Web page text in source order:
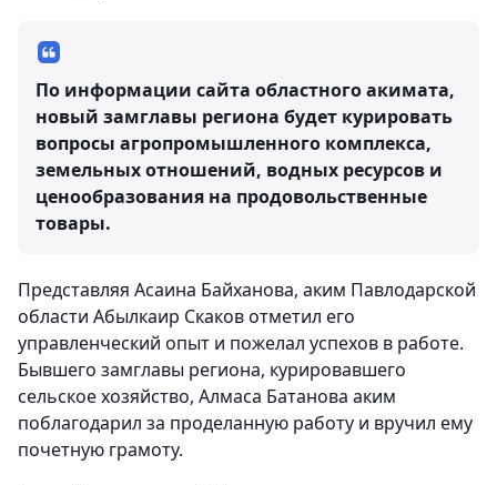
По информации сайта областного акимата,
новый замглавы региона будет курировать
вопросы агропромышленного комплекса,
земельных отношений, водных ресурсов и
ценообразования на продовольственные
товары.
Представляя Асаина Байханова, аким Павлодарской
области Абылкаир Скаков отметил его
управленческий опыт и пожелал успехов в работе.
Бывшего замглавы региона, курировавшего
сельское хозяйство, Алмаса Батанова аким
поблагодарил за проделанную работу и вручил ему
почетную грамоту.